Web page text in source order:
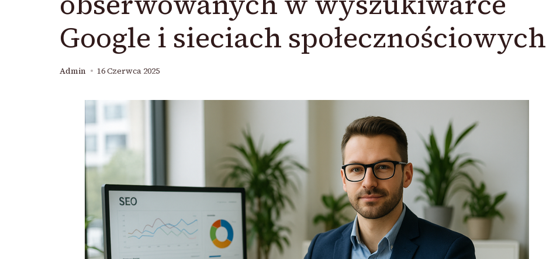
Google i sieciach społecznościowych
Admin 16 Czerwca 2025